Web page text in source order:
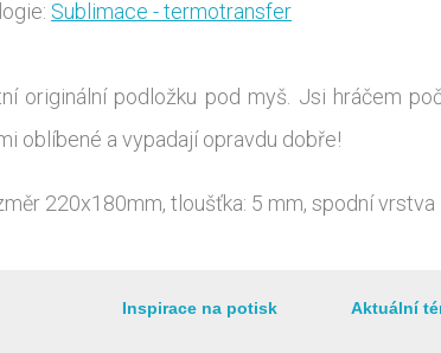
Sublimace - termotransfer
originální podložku pod myš. Jsi hráčem
oblíbené a vypadají opravdu dobře!
220x180mm, tloušťka: 5 mm, spodní
Inspirace na potisk Aktuální